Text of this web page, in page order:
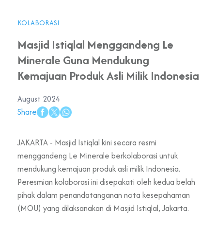
KOLABORASI
Masjid Istiqlal Menggandeng Le
Minerale Guna Mendukung
Kemajuan Produk Asli Milik Indonesia
August 2024
Share
JAKARTA - Masjid Istiqlal kini secara resmi
menggandeng Le Minerale berkolaborasi untuk
mendukung kemajuan produk asli milik Indonesia.
Peresmian kolaborasi ini disepakati oleh kedua belah
pihak dalam penandatanganan nota kesepahaman
(MOU) yang dilaksanakan di Masjid Istiqlal, Jakarta.